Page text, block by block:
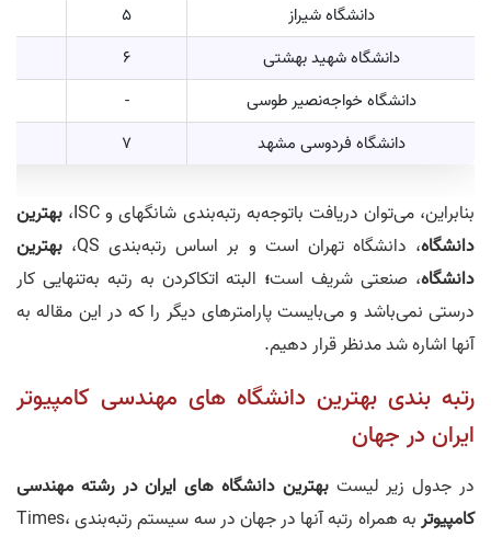
دانشگاه شیراز
5
دانشگاه شهید بهشتی
6
دانشگاه خواجه‌نصیر طوسی
-
دانشگاه فردوسی مشهد
7
بنابراین، می‌توان دریافت باتوجه‌به رتبه‌بندی شانگهای و ISC،
بهترین
دانشگاه، دانشگاه تهران است و بر اساس رتبه‌بندی QS،
بهترین
دانشگاه، صنعتی شریف است؛ البته اتکاکردن به رتبه‌ به‌تنهایی کار
درستی نمی‌باشد و می‌بایست پارامتر‌های دیگر را که در این مقاله به
آنها اشاره شد مدنظر قرار دهیم.
رتبه بندی بهترین دانشگاه های مهندسی کامپیوتر
ایران در جهان
در جدول زیر لیستبهترین دانشگاه‌ های ایران در رشته مهندسی
کامپیوتر
به همراه رتبه آنها در جهان در سه سیستم رتبه‌بندی Times،